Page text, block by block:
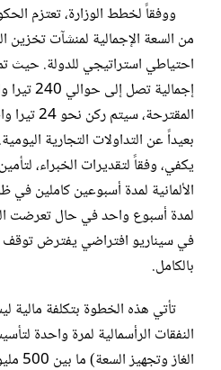
من السعة الإجمالية لمنشآت تخزين
احتياطي استراتيجي للدولة. حيث
إجمالية
بعيداً عن التداولات التجارية
يكفي، وفقاً لتقديرات الخبراء،
الألمانية لمدة أسبوعين كاملين في
لمدة أسبوع واحد في حال تعرضت
في سيناريو افتراضي يفترض توقف
بالكامل.
تأتي هذه الخطوة بتكلفة مالية
النفقات الرأسمالية لمرة واحدة